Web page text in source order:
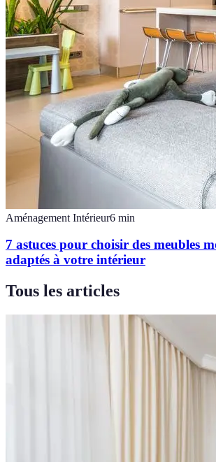
Aménagement Intérieur6 min
7 astuces pour choisir des meubles
adaptés à votre intérieur
Tous les articles